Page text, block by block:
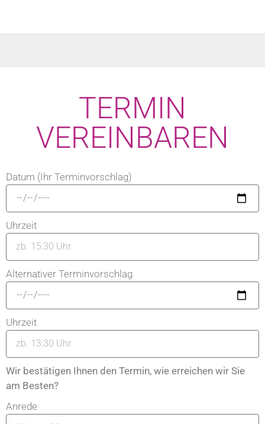
TERMIN
VEREINBAREN
Datum (Ihr Terminvorschlag)
Uhrzeit
Alternativer Terminvorschlag
Uhrzeit
Wir bestätigen Ihnen den Termin, wie erreichen wir Sie
am Besten?
Anrede